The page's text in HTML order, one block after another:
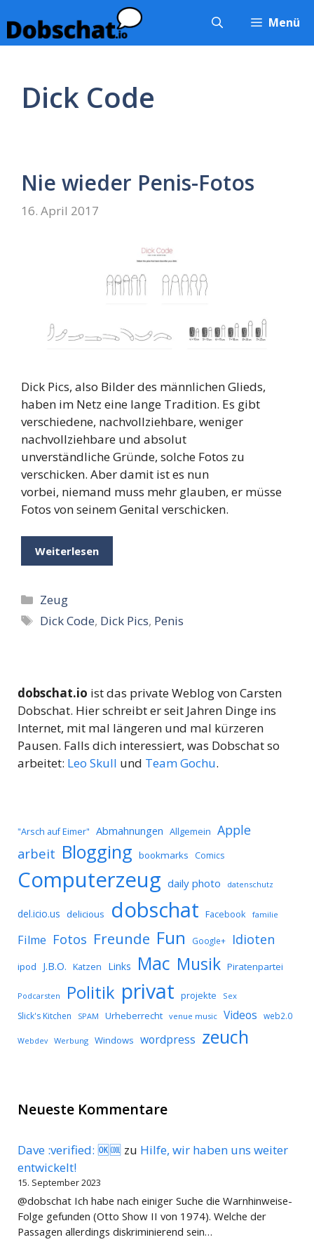
Inhalt
springen
Menü
Dick Code
Nie wieder Penis-Fotos
16. April 2017
Dick Pics, also Bilder des männlichen Glieds,
haben im Netz eine lange Tradition. Es gibt
verschiedene, nachvollziehbare, weniger
nachvollziehbare und absolut
unverständliche Gründe, solche Fotos zu
verschicken. Aber damit ist es nun
vorbei, niemand muss mehr glauben, er müsse
Fotos von seinem Genital verschicken.
Weiterlesen
Kategorien
Zeug
Schlagwörter
Dick Code, Dick Pics, Penis
dobschat.io ist das private Weblog von Carsten
Dobschat. Hier schreibt er seit Jahren Dinge ins
Internet, mit mal längeren und mal kürzeren
Pausen. Falls dich interessiert, was Dobschat so
arbeitet: Leo Skull und Team Gochu.
"Arsch auf Eimer" Abmahnungen Allgemein Apple
arbeit Blogging bookmarks Comics
Computerzeug daily photo datenschutz
del.icio.us delicious dobschat Facebook familie
Filme Fotos Freunde Fun Google+ Idioten
ipod J.B.O. Katzen Links Mac Musik Piratenpartei
Podcarsten Politik privat projekte Sex
Slick's Kitchen SPAM Urheberrecht venue music Videos web2.0
Webdev Werbung Windows wordpress zeuch
Neueste Kommentare
Dave :verified: 🆗🆒 zu Hilfe, wir haben uns weiter
entwickelt!
15. September 2023
@dobschat Ich habe nach einiger Suche die Warnhinweise-
Folge gefunden (Otto Show II von 1974). Welche der
Passagen allerdings diskriminierend sein…